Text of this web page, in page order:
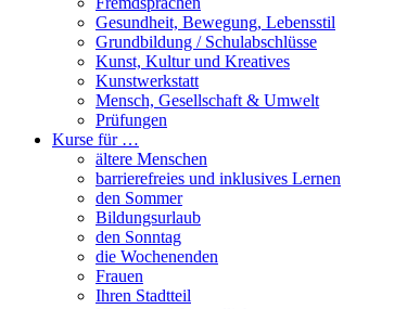
Gesundheit, Bewegung, Lebensstil
Grundbildung / Schulabschlüsse
Kunst, Kultur und Kreatives
Kunstwerkstatt
Mensch, Gesellschaft & Umwelt
Prüfungen
Kurse für …
ältere Menschen
barrierefreies und inklusives Lernen
den Sommer
Bildungsurlaub
den Sonntag
die Wochenenden
Frauen
Ihren Stadtteil